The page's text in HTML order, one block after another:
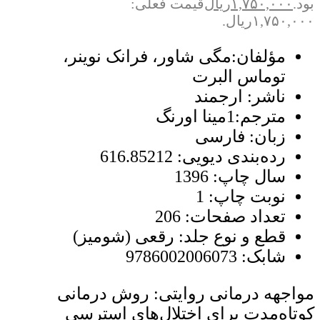
بود. ۱,۷۵۰,۰۰۰ریالقیمت فعلی:
۱,۷۵۰,۰۰۰ریال.
مؤلفان:مگی شاور، فرانک نوینر،
توماس البرت
ناشر: ارجمند
مترجم:1
مینا اورنگ
زبان: فارسی
رده‌بندی دیویی:
سال چاپ:
نوبت چاپ:
تعداد صفحات:
قطع و نوع جلد: رقعی (شومیز)
شابک:
مواجهه‌ درمانی روایتی: روش درمانی
کوتاه‌مدت برای اختلال‌های استرسی